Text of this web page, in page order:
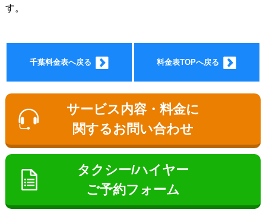
メーショ
ン
す。
千葉料金表へ戻る 料金表TOPへ戻る
サービス内容・料金に
関するお問い合わせ
タクシー/ハイヤー
ご予約フォーム